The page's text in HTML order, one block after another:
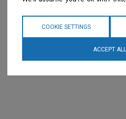
COOKIE SETTINGS
ACCEPT ALL